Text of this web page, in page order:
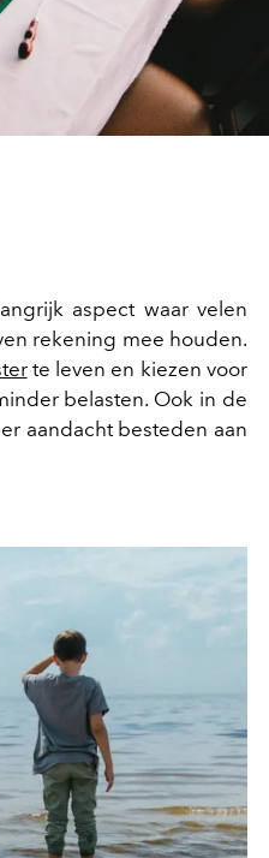
aspect waar velen
rekening mee houden.
te leven en kiezen voor
belasten. Ook in de
aandacht besteden aan